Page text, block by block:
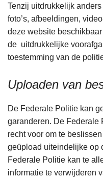
Tenzij uitdrukkelijk
foto’s, afbeeldingen,
deze website
de uitdrukkelijke
toestemming van de
Uploaden van
De Federale Politie kan
garanderen. De Federale
recht voor om te
geüpload uiteindelijke op
Federale Politie kan te
informatie te verwijderen